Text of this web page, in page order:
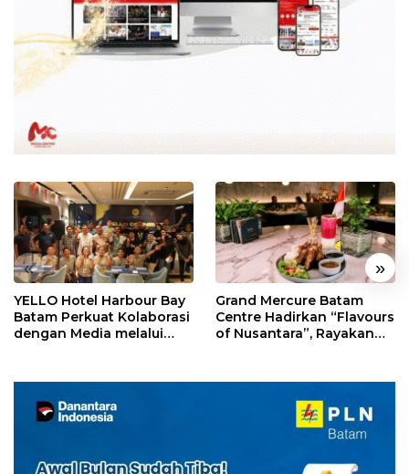
« »
YELLO Hotel Harbour Bay
Batam Perkuat Kolaborasi
dengan Media melalui
Grand Mercure Batam
Centre Hadirkan “Flavours
of Nusantara”, Rayakan